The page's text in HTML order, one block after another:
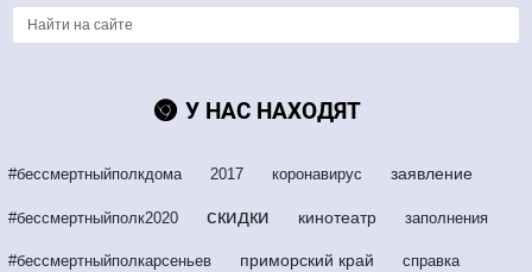
У НАС НАХОДЯТ
#бессмертныйполкдома 2017 коронавирус заявление
#бессмертныйполк2020 скидки кинотеатр заполнения
#бессмертныйполкарсеньев приморский край справка